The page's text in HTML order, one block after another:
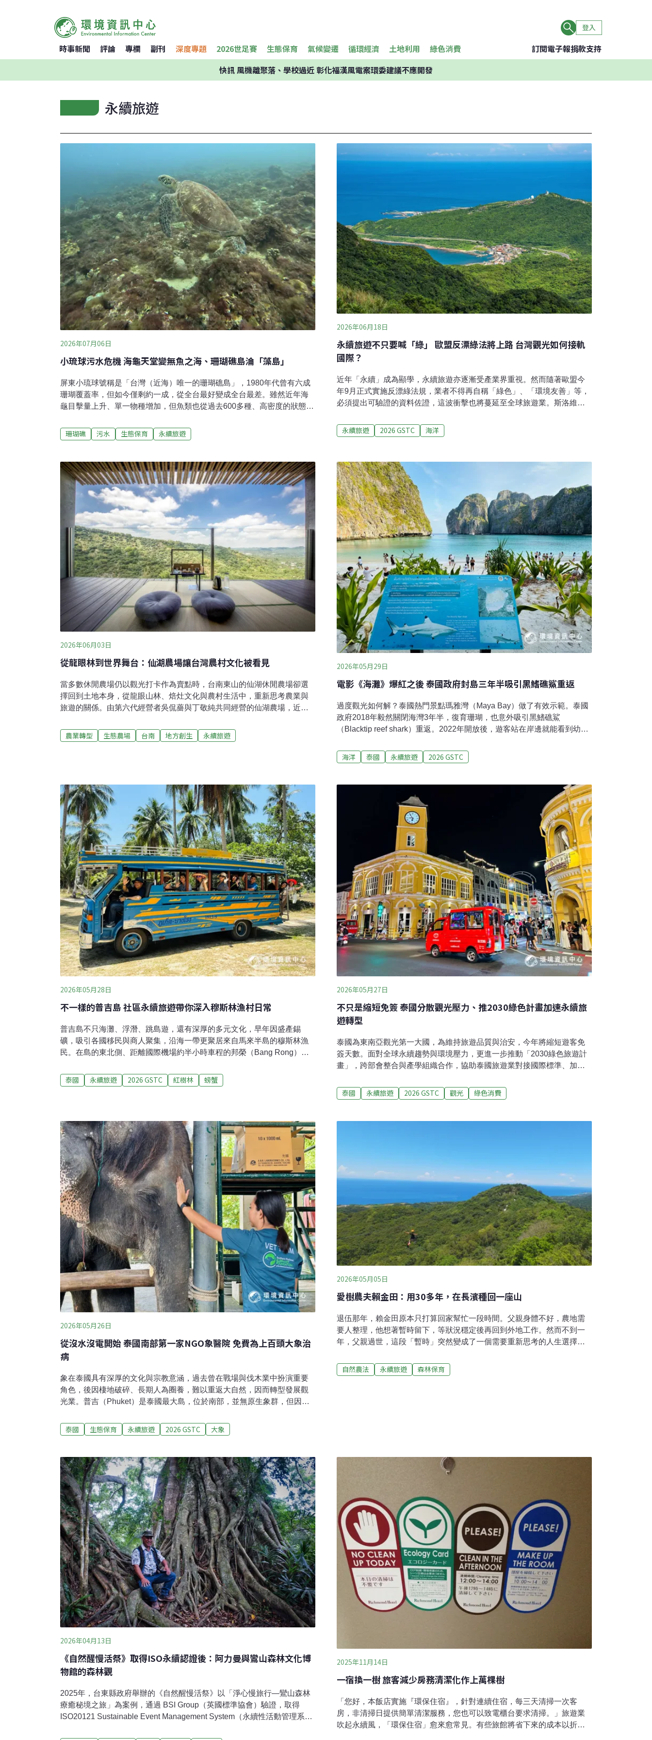
登入
時事新聞 評論 專欄 副刊 深度專題 2026世足賽 生態保育 氣候變遷 循環經濟 土地利用 綠色消費 訂閱電子報捐款支持
快訊風機離聚落、學校過近 彰化福漢風電案環委建議不應開發
永續旅遊
2026年07月06日
小琉球污水危機 海龜天堂變無魚之海、珊瑚礁島淪「藻島」
屏東小琉球號稱是「台灣（近海）唯一的珊瑚礁島」，1980年代曾有六成
珊瑚覆蓋率，但如今僅剩約一成，從全台最好變成全台最差。雖然近年海
龜目擊量上升、單一物種增加，但魚類也從過去600多種、高密度的狀態衰
人為過度捕撈銳減。加上過度觀光、陸地開發增加，長期排放大量高營養
鹽的生活污水，讓生態持續惡化。珊瑚覆蓋率低至一成 生態系瀕臨崩潰長
際標準中，珊瑚覆蓋率低於10%即認定為失能、生態系崩潰！」意指小琉
球的海洋生態環境彷彿已被送入加護病房，岌岌可危。
珊瑚礁 污水 生態保育 永續旅遊
2026年06月18日
永續旅遊不只要喊「綠」 歐盟反漂綠法將上路 台灣觀光如何接軌
國際？
近年「永續」成為顯學，永續旅遊亦逐漸受產業界重視。然而隨著歐盟今
年9月正式實施反漂綠法規，業者不得再自稱「綠色」、「環境友善」等，
必須提出可驗證的資料佐證，這波衝擊也將蔓延至全球旅遊業。斯洛維尼
市場機制，觀光署鼓勵業者取得環境部環保標章，並補助有意願的業者進
一步取得國際驗證。什麼是永續旅遊？聯合國世界旅遊組織（UNWTO）
「充分考量當前與未來的經濟、社會與環境衝擊，並同時滿足遊客、產
業、環境與當地社區需求的旅遊模式。」台灣永續旅行協會理事長陳盈潔
表示，永續旅遊簡單來說，就是在旅行時設法降低對環境和社會的衝擊，
並促進旅遊地經濟發展。她提醒，永續旅遊並不直接等於環保旅遊或生態
旅遊（ecotourism）、綠色旅遊（green travel），「
永續旅遊 2026 GSTC 海洋
2026年06月03日
從龍眼林到世界舞台：仙湖農場讓台灣農村文化被看見
當多數休閒農場仍以觀光打卡作為賣點時，台南東山的仙湖休閒農場卻選
擇回到土地本身，從龍眼山林、焙灶文化與農村生活中，重新思考農業與
旅遊的關係。由第六代經營者吳侃薔與丁敬純共同經營的仙湖農場，近年
討山文化與山林生活，轉化為兼具美感與文化深度的農業旅遊體驗。今
（2026）年更獲得「2026世界農業旅遊獎」文化與遺產保存類世界冠軍，
中時便確定自己將返鄉接手家業。吳侃薔說，東山位於嘉南平原東側丘
陵，早期曾是政府治理較難深入的區域。200多年前祖先來到此地開墾，面
對山林、土地與外在威脅，必須彼此協力，逐漸形成地方重要的互助文化
──「放伴」。從開墾田地、
農業轉型 生態農場 台南 地方創生 永續旅遊
2026年05月29日
電影《海灘》爆紅之後 泰國政府封島三年半吸引黑鰭礁鯊重返
過度觀光如何解？泰國熱門景點瑪雅灣（Maya Bay）做了有效示範。泰國
政府2018年毅然關閉海灣3年半，復育珊瑚，也意外吸引黑鰭礁鯊
（Blacktip reef shark）重返。2022年開放後，遊客站在岸邊就能看到幼鯊
措施，並輔以現場強力執法。此外，泰國觀光局2025年也公布浮潛和潛水
新規範，在泰國境內玩水都要遵守，包括新手潛水不能帶相機等，若違規
瑪雅灣位於諾帕叻塔拉-披披群島國家公園（Hat Noppharat Thara-Mu Koh
Phi Phi National Park）的無人島，遊客大多從喀比或普吉島前往一日遊。
長250公尺的新月形海灣被石灰岩峭壁環抱，潔淨海水與細白沙灘交織出無
人之境的天堂美景，數十年前就吸引泰國人造訪，但遊客不多。直到200
海洋 泰國 永續旅遊 2026 GSTC
2026年05月28日
不一樣的普吉島 社區永續旅遊帶你深入穆斯林漁村日常
普吉島不只海灘、浮潛、跳島遊，還有深厚的多元文化，早年因盛產錫
礦，吸引各國移民與商人聚集，沿海一帶更聚居來自馬來半島的穆斯林漁
民。在島的東北側、距離國際機場約半小時車程的邦榮（Bang Rong）社
島。邦榮社區永續旅遊獲泰國觀光局頒「負責任保育獎」，更取得國際
Good Travel Seal認證。邦榮早在多年前就投入社區永續旅遊，但直至近年
點料理DIY、中午在河畔清真餐廳享用在地午餐；一日遊則多加搭乘泰國傳
統長尾船穿越紅樹林、在茫茫大海中尋找小章魚、認識螃蟹銀行，最後搭
船前往社區周邊無人島，享受美麗夕陽。邦榮社區永續旅遊組織的理事長
Prasert Ritraksa指出，邦榮範圍廣大，約有3000名居民，8
泰國 永續旅遊 2026 GSTC 紅樹林 螃蟹
2026年05月27日
不只是縮短免簽 泰國分散觀光壓力、推2030綠色計畫加速永續旅
遊轉型
泰國為東南亞觀光第一大國，為維持旅遊品質與治安，今年將縮短遊客免
簽天數。面對全球永續趨勢與環境壓力，更進一步推動「2030綠色旅遊計
畫」，跨部會整合與產學組織合作，協助泰國旅遊業對接國際標準、加速
與體育部長Surasak Phancharoenworakul強調，泰國觀光正轉向追求價
值、品質與長期的永續性。今年4月，GSTC2026全球永續旅遊論壇在普吉
Council）是制定永續旅遊標準的非營利組織。本次論壇三大主題為：永續
泰國 永續旅遊 2026 GSTC 觀光 綠色消費
2026年05月26日
從沒水沒電開始 泰國南部第一家NGO象醫院 免費為上百頭大象治
病
象在泰國具有深厚的文化與宗教意涵，過去曾在戰場與伐木業中扮演重要
角色，後因棲地破碎、長期人為圈養，難以重返大自然，因而轉型發展觀
光業。普吉（Phuket）是泰國最大島，位於南部，並無原生象群，但因觀
去當地並無大象醫院，大象生病需到四小時車程外的喀比（Krabi）看診，
路途遙遠。為了讓普吉一帶的大象都能及時獲得醫療、提升動物福利，曾
Thailand Elephant Foundation），免費為大象看診治病。Thaotad先在英
國募款，後來在普吉島與鄰近的攀牙府（Phang Nga）間找到適合基地，
2.6公頃的廢棄橡膠園，約一個棒球場大小，距普吉國際機場約25分鐘車
程。他接手後改種植多樣化樹種，營造自然環境，但因場地不大，每次
泰國 生態保育 永續旅遊 2026 GSTC 大象
2026年05月05日
愛樹農夫賴金田：用30多年，在長濱種回一座山
退伍那年，賴金田原本只打算回家幫忙一段時間。父親身體不好，農地需
要人整理，他想著暫時留下，等狀況穩定後再回到外地工作。然而不到一
年，父親過世，這段「暫時」突然變成了一個需要重新思考的人生選擇。
致反對，認為留在山裡沒有出路，「大家都叫我出去外面找工作，覺得這
裡沒有機會。」他回憶。對多數人而言，長濱的山區意味著資源有限、發
與賣相為目標。然而幾個關鍵經驗，
自然農法 永續旅遊 森林保育
2026年04月13日
《自然醒慢活祭》取得ISO永續認證後：阿力曼與鸞山森林文化博
物館的森林觀
2025年，台東縣政府舉辦的《自然醒慢活祭》以「淨心慢旅行—鸞山森林
療癒秘境之旅」為案例，通過 BSI Group（英國標準協會）驗證，取得
ISO20121 Sustainable Event Management System（永續性活動管理系
2025年11月14日
一宿換一樹 旅客減少房務清潔化作上萬棵樹
「您好，本飯店實施『環保住宿』，針對連續住宿，每三天清掃一次客
房，非清掃日提供簡單清潔服務，您也可以致電櫃台要求清掃。」旅遊業
吹起永續風，「環保住宿」愈來愈常見。有些旅館將省下來的成本以折價